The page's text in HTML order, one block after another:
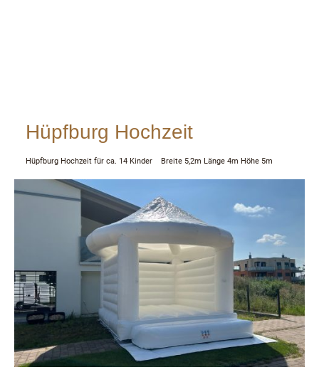
Hüpfburg Hochzeit
Hüpfburg Hochzeit für ca. 14 Kinder Breite 5,2m Länge 4m Höhe 5m